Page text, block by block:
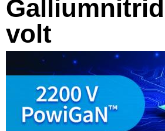
volt